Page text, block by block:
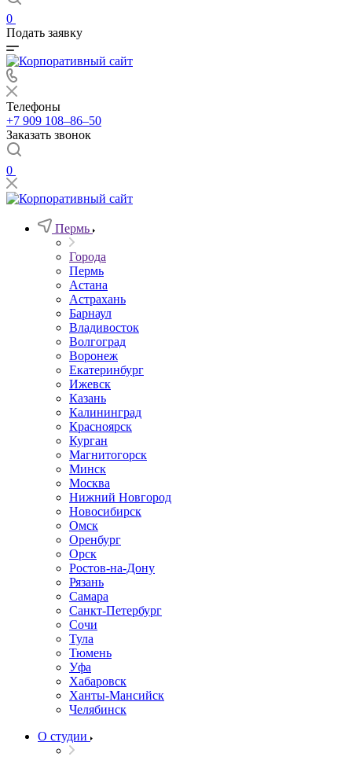
0
Подать заявку
Телефоны
+7 909 108‒86‒50
Заказать звонок
0
Пермь
Города
Пермь
Астана
Астрахань
Барнаул
Владивосток
Волгоград
Воронеж
Екатеринбург
Ижевск
Казань
Калининград
Красноярск
Курган
Магнитогорск
Минск
Москва
Нижний Новгород
Новосибирск
Омск
Оренбург
Орск
Ростов-на-Дону
Рязань
Самара
Санкт-Петербург
Сочи
Тула
Тюмень
Уфа
Хабаровск
Ханты-Мансийск
Челябинск
О студии